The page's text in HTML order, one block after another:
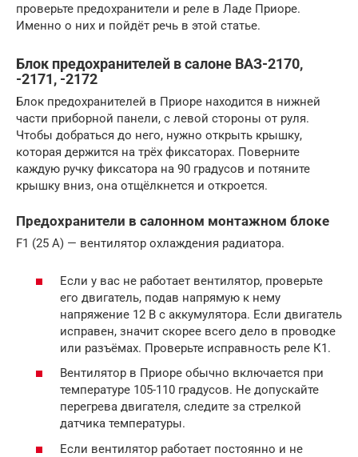
проверьте предохранители и реле в Ладе Приоре.
Именно о них и пойдёт речь в этой статье.
Блок предохранителей в салоне ВАЗ-2170,
-2171, -2172
Блок предохранителей в Приоре находится в нижней
части приборной панели, с левой стороны от руля.
Чтобы добраться до него, нужно открыть крышку,
которая держится на трёх фиксаторах. Поверните
каждую ручку фиксатора на 90 градусов и потяните
крышку вниз, она отщёлкнется и откроется.
Предохранители в салонном монтажном блоке
F1 (25 А) — вентилятор охлаждения радиатора.
Если у вас не работает вентилятор, проверьте
его двигатель, подав напрямую к нему
напряжение 12 В с аккумулятора. Если двигатель
исправен, значит скорее всего дело в проводке
или разъёмах. Проверьте исправность реле К1.
Вентилятор в Приоре обычно включается при
температуре 105-110 градусов. Не допускайте
перегрева двигателя, следите за стрелкой
датчика температуры.
Если вентилятор работает постоянно и не